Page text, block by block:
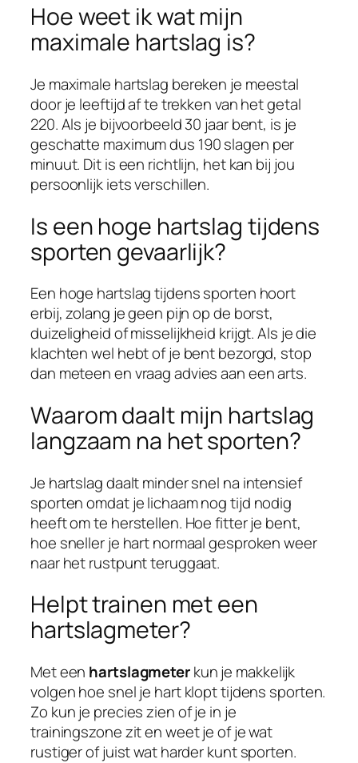
Hoe weet ik wat mijn
maximale hartslag is?
Je maximale hartslag bereken je meestal
door je leeftijd af te trekken van het getal
220. Als je bijvoorbeeld 30 jaar bent, is je
geschatte maximum dus 190 slagen per
minuut. Dit is een richtlijn, het kan bij jou
persoonlijk iets verschillen.
Is een hoge hartslag tijdens
sporten gevaarlijk?
Een hoge hartslag tijdens sporten hoort
erbij, zolang je geen pijn op de borst,
duizeligheid of misselijkheid krijgt. Als je die
klachten wel hebt of je bent bezorgd, stop
dan meteen en vraag advies aan een arts.
Waarom daalt mijn hartslag
langzaam na het sporten?
Je hartslag daalt minder snel na intensief
sporten omdat je lichaam nog tijd nodig
heeft om te herstellen. Hoe fitter je bent,
hoe sneller je hart normaal gesproken weer
naar het rustpunt teruggaat.
Helpt trainen met een
hartslagmeter?
Met een hartslagmeterkun je makkelijk
volgen hoe snel je hart klopt tijdens sporten.
Zo kun je precies zien of je in je
trainingszone zit en weet je of je wat
rustiger of juist wat harder kunt sporten.